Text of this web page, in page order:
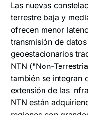
Las nuevas
terrestre baja y
ofrecen menor
transmisión de
geoestacionarios
NTN ("Non-
también se integran
extensión de las
NTN están